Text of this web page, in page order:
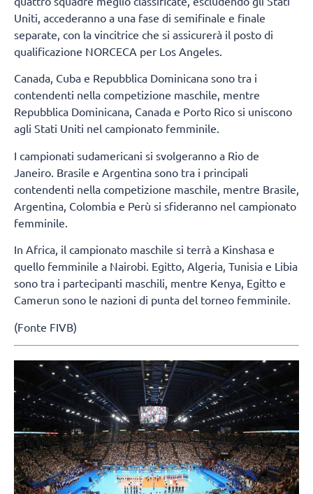
Uniti, accederanno a una fase di semifinale e finale
separate, con la vincitrice che si assicurerà il posto di
qualificazione NORCECA per Los Angeles.
Canada, Cuba e Repubblica Dominicana sono tra i
contendenti nella competizione maschile, mentre
Repubblica Dominicana, Canada e Porto Rico si uniscono
agli Stati Uniti nel campionato femminile.
I campionati sudamericani si svolgeranno a Rio de
Janeiro. Brasile e Argentina sono tra i principali
contendenti nella competizione maschile, mentre Brasile,
Argentina, Colombia e Perù si sfideranno nel campionato
femminile.
In Africa, il campionato maschile si terrà a Kinshasa e
quello femminile a Nairobi. Egitto, Algeria, Tunisia e Libia
sono tra i partecipanti maschili, mentre Kenya, Egitto e
Camerun sono le nazioni di punta del torneo femminile.
(Fonte FIVB)